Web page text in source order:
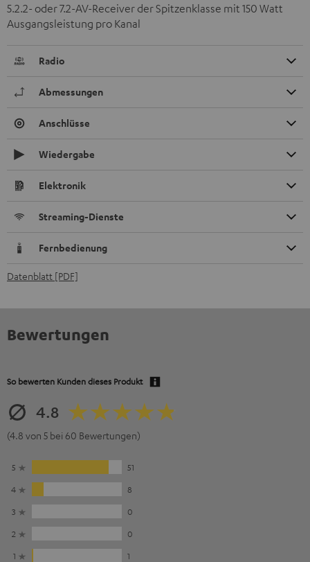
5.2.2- oder 7.2-AV-Receiver der Spitzenklasse mit 150 Watt
Ausgangsleistung pro Kanal
Radio
Abmessungen
Anschlüsse
Wiedergabe
Elektronik
Streaming-Dienste
Fernbedienung
Datenblatt [PDF]
Bewertungen
So bewerten Kunden dieses Produkt
4.8
(4.8 von 5 bei 60 Bewertungen)
5
51
4
8
3
0
2
0
1
1